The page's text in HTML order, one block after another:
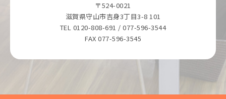
〒524-0021
滋賀県守山市吉身3丁目3-8 101
TEL 0120-808-691 / 077-596-3544
FAX 077-596-3545